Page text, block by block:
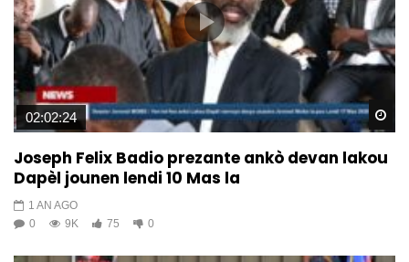
02:02:24
Joseph Felix Badio prezante ankò devan lakou
Dapèl jounen lendi 10 Mas la
1 AN AGO
0
9K 75 0